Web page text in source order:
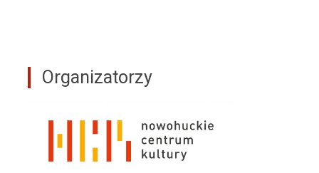
Organizatorzy